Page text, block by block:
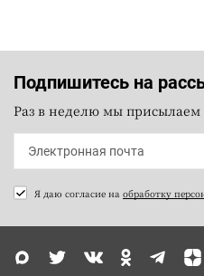
Подпишитесь на
Раз в неделю мы
Я даю согласие на обработку